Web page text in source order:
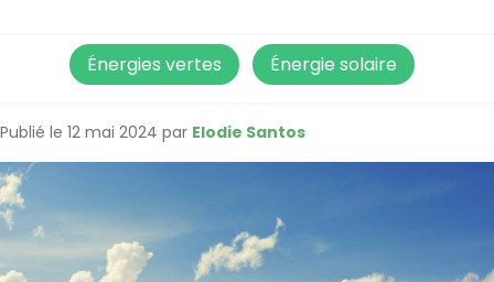
Énergies vertes Énergie solaire
Publié le 12 mai 2024 par Elodie Santos